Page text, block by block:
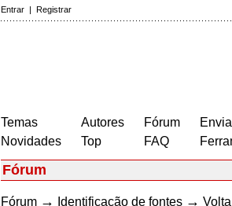
Entrar | Registrar
Temas
Novidades
Autores
Top
Fórum
FAQ
Fórum
Fórum → Identificação de fontes →